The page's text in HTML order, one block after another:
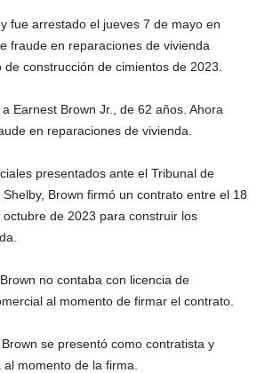
fue arrestado el jueves 7 de mayo en
fraude en reparaciones de vivienda
construcción de cimientos de 2023.
Earnest Brown Jr., de 62 años. Ahora
en reparaciones de vivienda.
presentados ante el Tribunal de
Brown firmó un contrato entre el 18
de 2023 para construir los
no contaba con licencia de
al momento de firmar el contrato.
se presentó como contratista y
momento de la firma.